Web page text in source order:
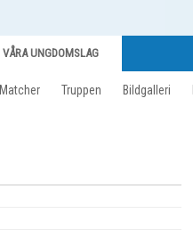
VÅRA UNGDOMSLAG
Matcher Truppen Bildgalleri